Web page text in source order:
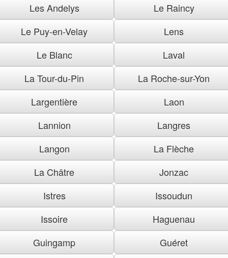
Les Andelys
Le Raincy
Le Puy-en-Velay
Lens
Le Blanc
Laval
La Tour-du-Pin
La Roche-sur-Yon
Largentière
Laon
Lannion
Langres
Langon
La Flèche
La Châtre
Jonzac
Istres
Issoudun
Issoire
Haguenau
Guingamp
Guéret